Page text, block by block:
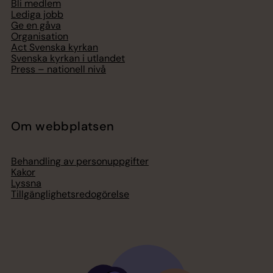
Bli medlem
Lediga jobb
Ge en gåva
Organisation
Act Svenska kyrkan
Svenska kyrkan i utlandet
Press – nationell nivå
Om webbplatsen
Behandling av personuppgifter
Kakor
Lyssna
Tillgänglighetsredogörelse